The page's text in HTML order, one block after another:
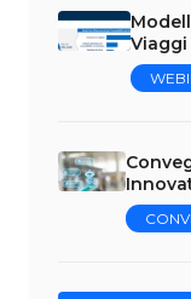
Viaggi